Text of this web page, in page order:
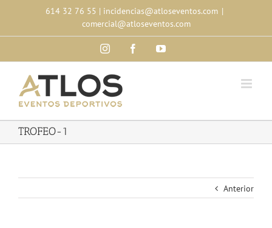
content
614 32 76 55 | incidencias@atloseventos.com |
comercial@atloseventos.com
InstagramFacebookYouTube
TROFEO-1
Anterior